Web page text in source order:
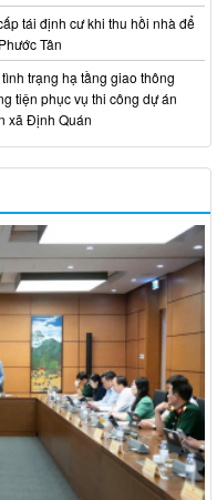
tái định cư khi thu hồi nhà để
Tân
trạng hạ tầng giao thông
tiện phục vụ thi công dự án
xã Định Quán